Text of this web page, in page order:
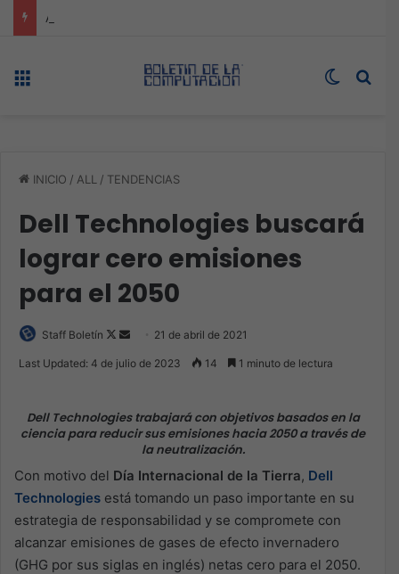
Switch
INICIO / ALL / TENDENCIAS
Dell Technologies buscará
lograr cero emisiones
para el 2050
Staff Boletín
Follow
Send 21 de abril de 2021
Last Updated: 4 de julio de 2023 14 1 minuto de lectura
Dell Technologies trabajará con objetivos basados en la
ciencia para reducir sus emisiones hacia 2050 a través de
la neutralización.
Con motivo del Día Internacional de la Tierra, Dell
Technologies está tomando un paso importante en su
estrategia de responsabilidad y se compromete con
alcanzar emisiones de gases de efecto invernadero
(GHG por sus siglas en inglés) netas cero para el 2050.